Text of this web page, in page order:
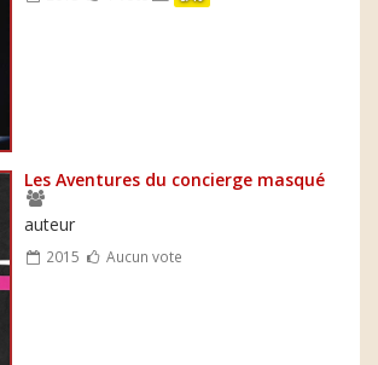
Les Aventures du concierge masqué
auteur
2015 Aucun vote